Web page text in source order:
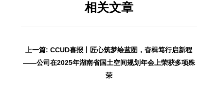
相关文章
上一篇: CCUD喜报丨匠心筑梦绘蓝图，奋楫笃行启新程
——公司在2025年湖南省国土空间规划年会上荣获多项殊
荣